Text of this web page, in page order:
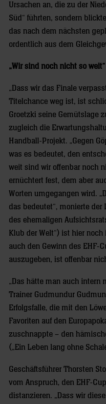
Ursachen an, die zu der
Süd“ führten, sondern
das nach dem nächsten
ordentlich aus dem
„Wir sind noch nicht so weit“
„Dass wir das Finale
Titelchance weg ist, ist
Groetzki seine Gemütslage
zugleich die
Handball-Projekt. „Gegen
was es bedeutet, den
weit sind wir offenbar noch
ernüchtert fest, dem aber
Worten umgegangen wird.
das bedeutet“, monierte
des ehemaligen
Klub der Welt“) ist hier
auch den Gewinn des EHF-
auszugeben, ist offenbar
„Das hätte man auch intern
Trainer Gudmundur
Erfolgsfalle, die mit den
Favoriten auf den
zuschnappte – den
(„Ein Leben lang ohne
Geschäftsführer Thorsten
vom Anspruch, den EHF-
distanzieren. „Dass wir